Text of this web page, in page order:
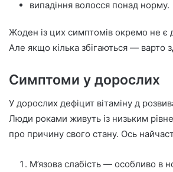
випадіння волосся понад норму.
Жоден із цих симптомів окремо не є
Але якщо кілька збігаються — варто
Симптоми у дорослих
У дорослих дефіцит вітаміну д
Люди роками живуть із низьким
про причину свого стану. Ось
М’язова слабість — особливо в